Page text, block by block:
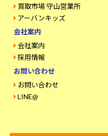
買取市場 守山営業所
アーバンキッズ
会社案内
会社案内
採用情報
お問い合わせ
お問い合わせ
LINE@